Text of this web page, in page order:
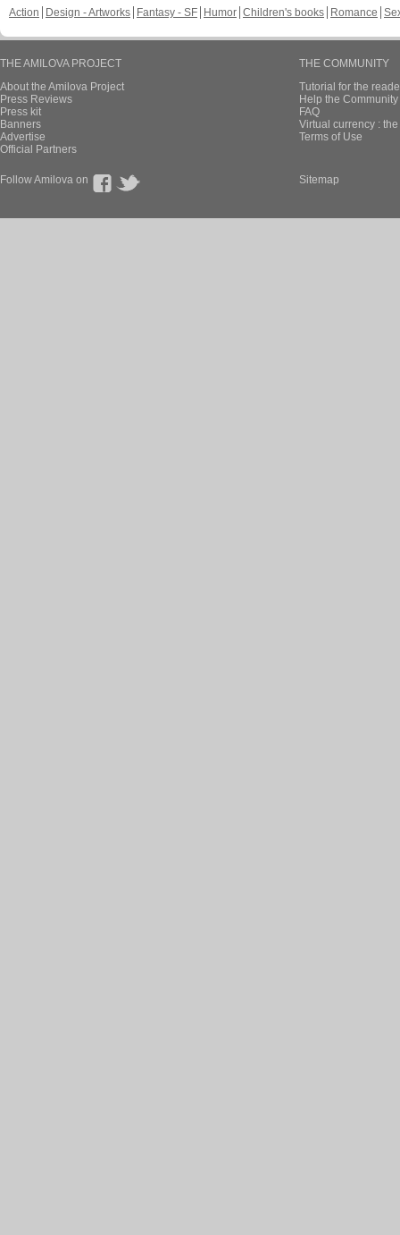
Action
Design - Artworks Fantasy - SF Humor Children's books Romance
THE AMILOVA PROJECT
About the Amilova Project
Press Reviews
Press kit
Banners
Advertise
Official Partners
THE COMMUNITY
Tutorial for the
Help the
FAQ
Virtual currency :
Terms of Use
Follow Amilova on Sitemap